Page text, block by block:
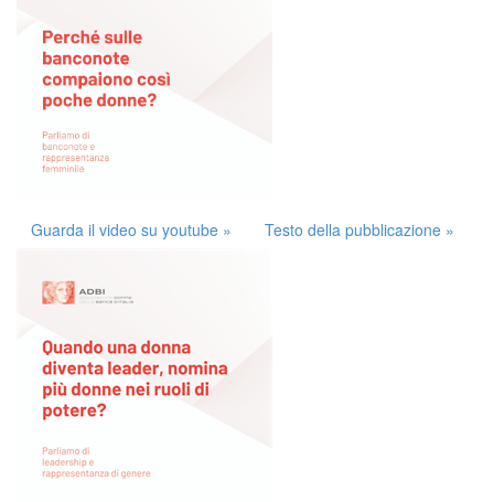
Guarda il video su youtube » Testo della pubblicazione »